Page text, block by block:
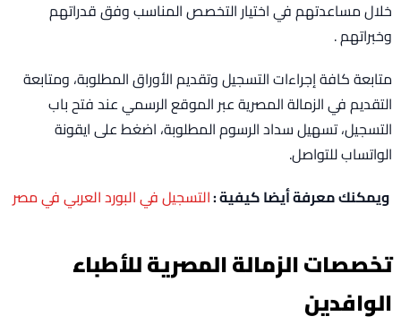
خلال مساعدتهم في اختيار التخصص المناسب وفق قدراتهم
وخبراتهم .
متابعة كافة إجراءات التسجيل وتقديم الأوراق المطلوبة، ومتابعة
التقديم في الزمالة المصرية عبر الموقع الرسمي عند فتح باب
التسجيل، تسهيل سداد الرسوم المطلوبة، اضغط على ايقونة
الواتساب للتواصل.
ويمكنك معرفة أيضا كيفية :التسجيل في البورد العربي في مصر
تخصصات الزمالة المصرية للأطباء
الوافدين